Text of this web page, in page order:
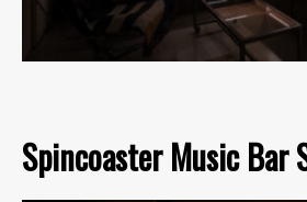
Spincoaster Music Bar